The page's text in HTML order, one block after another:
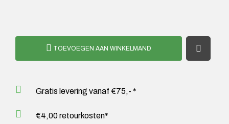
TOEVOEGEN AAN WINKELMAND
Gratis levering vanaf €75,- *
€4,00 retourkosten*